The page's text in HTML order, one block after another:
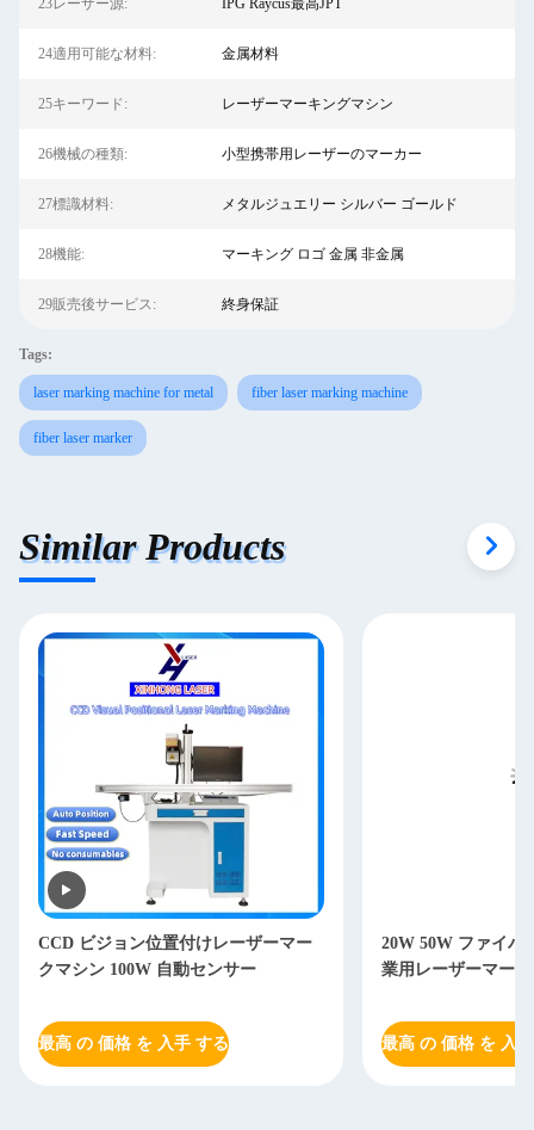
23レーザー源: IPG Raycus最高JPT
24適用可能な材料: 金属材料
25キーワード: レーザーマーキングマシン
26機械の種類: 小型携帯用レーザーのマーカー
27標識材料: メタルジュエリー シルバー ゴールド
28機能: マーキング ロゴ 金属 非金属
29販売後サービス: 終身保証
Tags:
laser marking machine for metal fiber laser marking machine
fiber laser marker
Similar Products
CCD ビジョン位置付けレーザーマー
クマシン 100W 自動センサー
最高 の 価格 を 入手 する
20W 50W ファイバ
業用レーザーマー
最高 の 価格 を 入